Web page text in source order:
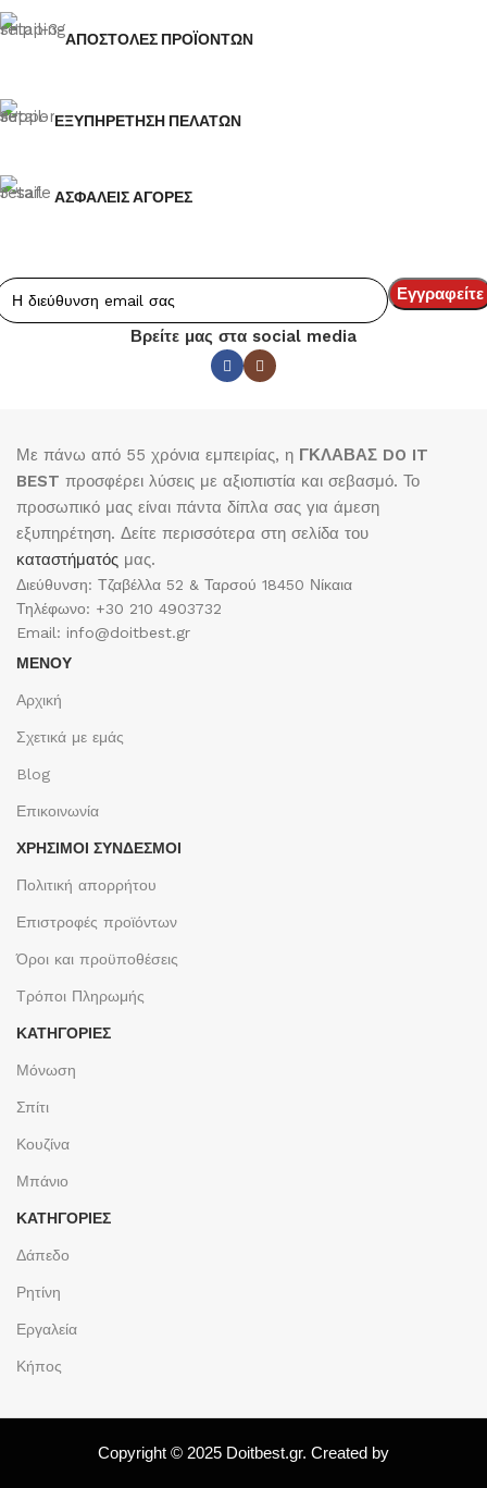
ΑΠΟΣΤΟΛΕΣ ΠΡΟΪΟΝΤΩΝ
ΕΞΥΠΗΡΕΤΗΣΗ ΠΕΛΑΤΩΝ
ΑΣΦΑΛΕΙΣ ΑΓΟΡΕΣ
Βρείτε μας στα social media
Με πάνω από 55 χρόνια εμπειρίας, η ΓΚΛΑΒΑΣ DO IT
BEST προσφέρει λύσεις με αξιοπιστία και σεβασμό. Το
προσωπικό μας είναι πάντα δίπλα σας για άμεση
εξυπηρέτηση. Δείτε περισσότερα στη σελίδα του
καταστήματός μας.
Διεύθυνση: Τζαβέλλα 52 & Ταρσού 18450 Νίκαια
Τηλέφωνο: +30 210 4903732
Email: info@doitbest.gr
ΜΕΝΟΥ
Αρχική
Σχετικά με εμάς
Blog
Επικοινωνία
ΧΡΉΣΙΜΟΙ ΣΎΝΔΕΣΜΟΙ
Πολιτική απορρήτου
Επιστροφές προϊόντων
Όροι και προϋποθέσεις
Τρόποι Πληρωμής
ΚΑΤΗΓΟΡΙΕΣ
Μόνωση
Σπίτι
Κουζίνα
Μπάνιο
ΚΑΤΗΓΟΡΙΕΣ
Δάπεδο
Ρητίνη
Εργαλεία
Κήπος
Copyright © 2025 Doitbest.gr. Created by